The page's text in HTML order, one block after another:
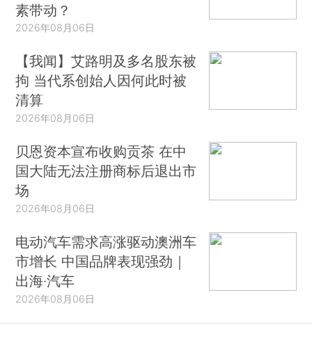
素带动？
2026年08月06日
【我闻】艾路明及多名股东被
拘 当代系创始人因何此时被
清算
2026年08月06日
贝恩资本宣布收购贡茶 在中
国大陆无法注册商标后退出市
场
2026年08月06日
电动汽车需求高涨驱动澳洲车
市增长 中国品牌表现强劲｜
出海·汽车
2026年08月06日